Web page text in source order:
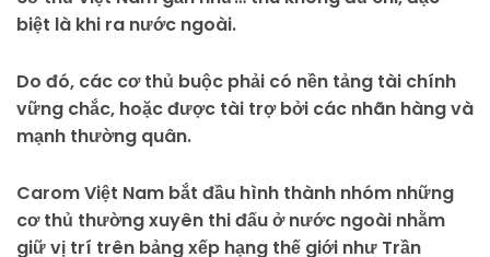
biệt là khi ra nước ngoài.
Do đó, các cơ thủ buộc phải có nền tảng tài chính
vững chắc, hoặc được tài trợ bởi các nhãn hàng và
mạnh thường quân.
Carom Việt Nam bắt đầu hình thành nhóm những
cơ thủ thường xuyên thi đấu ở nước ngoài nhằm
giữ vị trí trên bảng xếp hạng thế giới như Trần